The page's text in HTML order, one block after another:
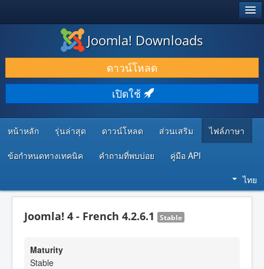
ดาวน์โหลด & ส่วนเสริม
ค้นคว้า & เรียนรู้
ชุมชน & สนับสนุน
ทรัพยากรสำหรับนักพัฒนา
Joomla! Downloads
ดาวน์โหลด
เปิดใช้
หน้าหลัก รุ่นล่าสุด ดาวน์โหลด ส่วนเสริม ไฟล์ภาษา
ข้อกำหนดทางเทคนิค คำถามที่พบบ่อย คู่มือ API
ไทย
Joomla! 4 - French 4.2.6.1 Stable
Maturity
Stable